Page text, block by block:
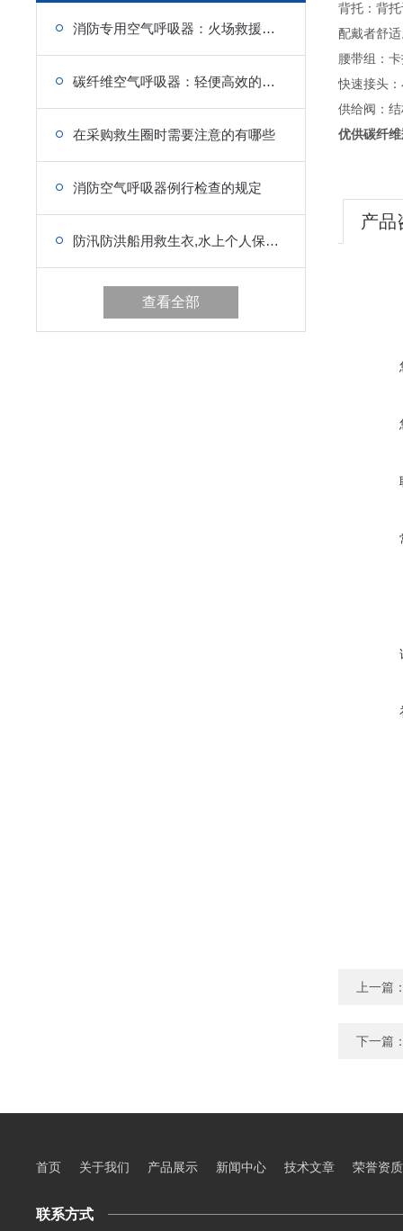
消防专用空气呼吸器：火场救援作业的安全防护屏障
碳纤维空气呼吸器：轻便高效的个人防护装备
在采购救生圈时需要注意的有哪些
消防空气呼吸器例行检查的规定
防汛防洪船用救生衣,水上个人保护救生衣的5种类型
查看全部
背托：背
配戴者舒
腰带组：
快速接头
供给阀：
优供碳纤
产品
上一篇
下一篇
首页 关于我们 产品展示 新闻中心 技术文章 荣誉资质
联系方式